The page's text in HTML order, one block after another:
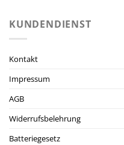
KUNDENDIENST
Kontakt
Impressum
AGB
Widerrufsbelehrung
Batteriegesetz